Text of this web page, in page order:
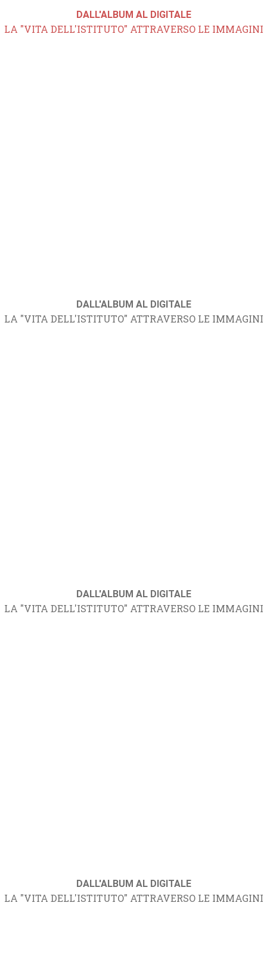
DALL'ALBUM AL DIGITALE
LA "VITA DELL'ISTITUTO" ATTRAVERSO LE IMMAGINI
DALL'ALBUM AL DIGITALE
LA "VITA DELL'ISTITUTO" ATTRAVERSO LE IMMAGINI
DALL'ALBUM AL DIGITALE
LA "VITA DELL'ISTITUTO" ATTRAVERSO LE IMMAGINI
DALL'ALBUM AL DIGITALE
LA "VITA DELL'ISTITUTO" ATTRAVERSO LE IMMAGINI